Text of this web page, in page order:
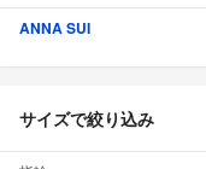
ANNA SUI
サイズで絞り込み